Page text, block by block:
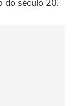
do século 20.